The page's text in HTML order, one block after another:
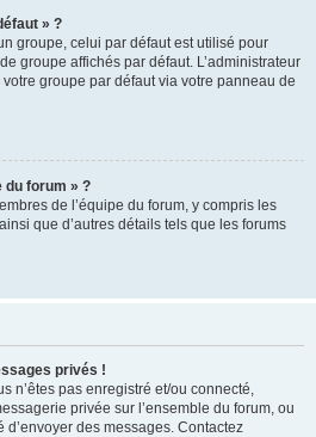
» ?
groupe, celui par défaut est utilisé pour
groupe affichés par défaut. L’administrateur
groupe par défaut via votre panneau de
du forum » ?
de l’équipe du forum, y compris les
que d’autres détails tels que les forums
privés !
n’êtes pas enregistré et/ou connecté,
privée sur l’ensemble du forum, ou
d’envoyer des messages. Contactez